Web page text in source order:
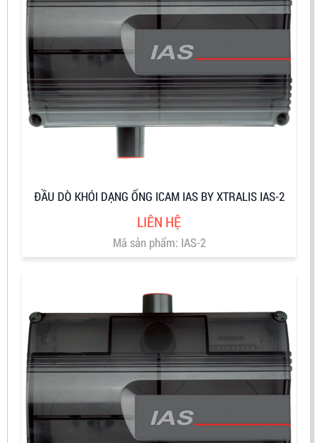
ĐẦU DÒ KHÓI DẠNG ỐNG ICAM IAS BY XTRALIS IAS-2
LIÊN HỆ
Mã sản phẩm: IAS-2